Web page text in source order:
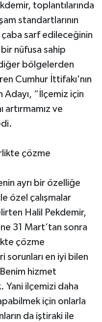
toplantılarında
standartlarının
sarf edileceğinin
bir nüfusa sahip
bölgelerden
Cumhur İttifakı'nın
Adayı, “İlçemiz için
artırmamız ve
çözme
ayrı bir özelliğe
özel çalışmalar
Halil Pekdemir,
31 Mart’tan sonra
çözme
sorunları en iyi bilen
hizmet
Yani ilçemizi daha
için onlarla
da iştiraki ile